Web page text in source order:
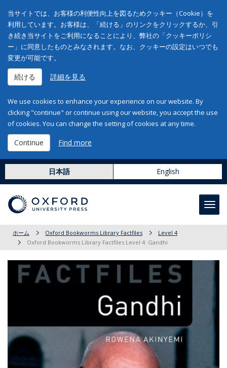
当サイトでは、お客様の利便性向上を図るためクッキー（Cookie）を
利用しています。お客様は、「続ける」のリンクをクリックするか、引
き続き当サイトをご利用になることにより、弊社の「クッキーポリシ
ー」に同意したものとみなされます。なお、クッキーの設定はいつでも
変更が可能です。
続ける 詳細を見る
We use cookies to enhance your experience on our website. By
clicking "continue" or continue using our website, you accept the use
of cookies. You can change the setting of cookies at any time.
Continue Find more
日本語 English
ホーム Oxford Bookworms Library Factfiles
Level 4
Oxford Bookworms Library Factfiles Level 4: Gandhi